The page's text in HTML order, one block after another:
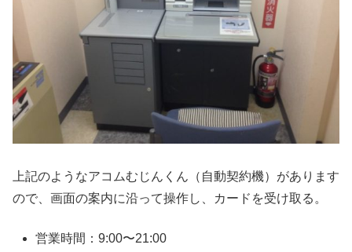
上記のようなアコムむじんくん（自動契約機）があります
ので、画面の案内に沿って操作し、カードを受け取る。
営業時間：9:00〜21:00